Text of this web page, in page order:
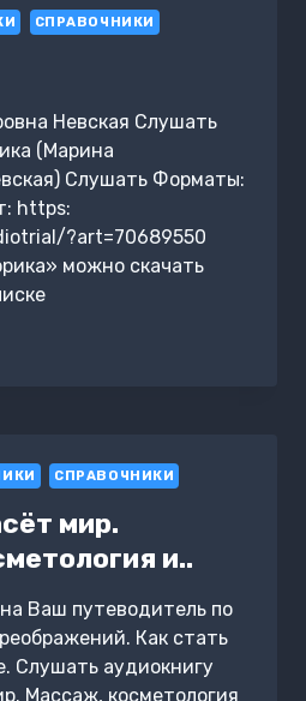
СПРАВОЧНИКИ
Невская Слушать
(Марина
Слушать Форматы:
https:
?art=70689550
можно скачать
СПРАВОЧНИКИ
мир.
и..
Ваш путеводитель по
Как стать
Слушать аудиокнигу
Массаж, косметология